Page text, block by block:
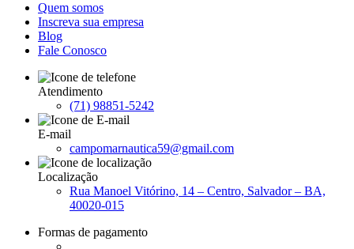
Quem somos
Inscreva sua empresa
Blog
Fale Conosco
Atendimento
(71) 98851-5242
E-mail
campomarnautica59@gmail.com
Localização
Rua Manoel Vitórino, 14 – Centro, Salvador – BA,
40020-015
Formas de pagamento